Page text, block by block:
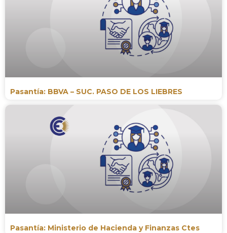
Pasantía: BBVA – SUC. PASO DE LOS LIEBRES
Pasantía: Ministerio de Hacienda y Finanzas Ctes